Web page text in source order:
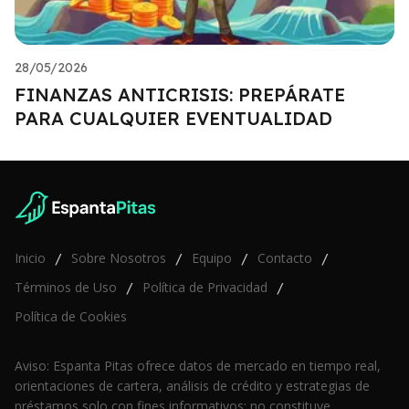
28/05/2026
FINANZAS ANTICRISIS: PREPÁRATE
PARA CUALQUIER EVENTUALIDAD
Inicio / Sobre Nosotros / Equipo / Contacto /
Términos de Uso / Política de Privacidad /
Política de Cookies
Aviso: Espanta Pitas ofrece datos de mercado en tiempo real,
orientaciones de cartera, análisis de crédito y estrategias de